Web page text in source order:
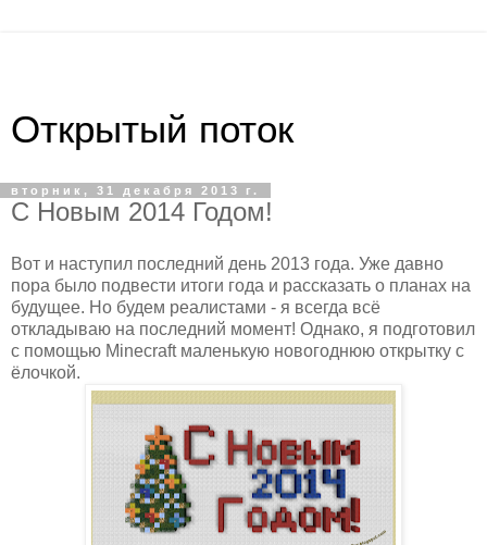
Открытый поток
вторник, 31 декабря 2013 г.
С Новым 2014 Годом!
Вот и наступил последний день 2013 года. Уже давно
пора было подвести итоги года и рассказать о планах на
будущее. Но будем реалистами - я всегда всё
откладываю на последний момент! Однако, я подготовил
с помощью Minecraft маленькую новогоднюю открытку с
ёлочкой.